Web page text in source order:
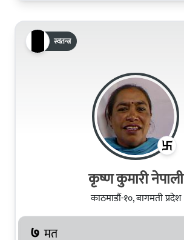
स्वतन्त्र
कृष्ण कुमारी नेपाली
काठमाडौं-१०, बागमती प्रदेश
७ मत